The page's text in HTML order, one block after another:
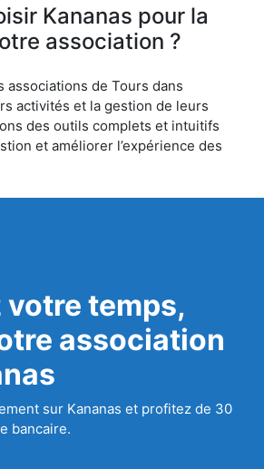
Kananas pour la
association ?
associations de Tours dans
activités et la gestion de leurs
des outils complets et intuitifs
et améliorer l’expérience des
temps,
association
sur Kananas et profitez de 30
bancaire.